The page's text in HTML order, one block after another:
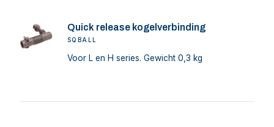
Quick release kogelverbinding
SQBALL
Voor L en H series. Gewicht 0,3 kg